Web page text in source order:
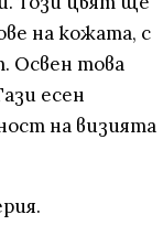
на кожата, с
Освен това
есен
на визията